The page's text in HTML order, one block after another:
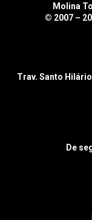
Molina
© 2007 –
Trav. Santo
De